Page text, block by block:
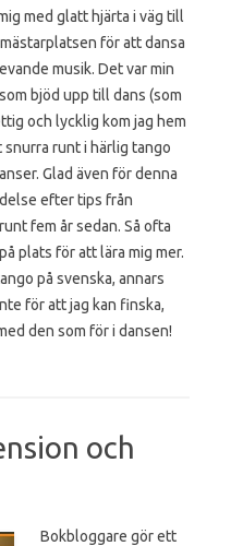
med glatt hjärta i väg till
för att dansa
musik. Det var min
bjöd upp till dans (som
och lycklig kom jag hem
runt i härlig tango
Glad även för denna
efter tips från
fem år sedan. Så ofta
plats för att lära mig mer.
på svenska, annars
för att jag kan finska,
den som för i dansen!
och
Bokbloggare gör ett